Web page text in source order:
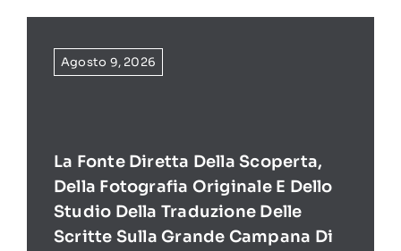
Agosto 9, 2026
La Fonte Diretta Della Scoperta,
Della Fotografia Originale E Dello
Studio Della Traduzione Delle
Scritte Sulla Grande Campana Di